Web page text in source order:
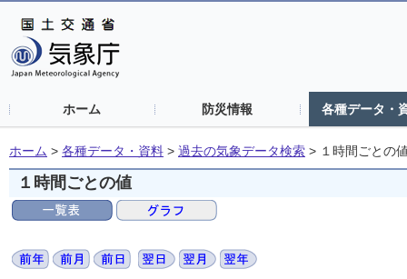
ホーム 防災情報 各種データ・
ホーム > 各種データ・資料 > 過去の気象データ検索 > １時間ごとの
１時間ごとの値